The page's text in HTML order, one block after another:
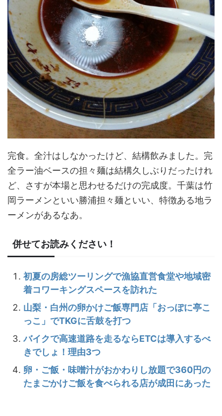
完食。全汁はしなかったけど、結構飲みました。完
全ラー油ベースの担々麺は結構久しぶりだったけれ
ど、さすが本場と思わせるだけの完成度。千葉は竹
岡ラーメンといい勝浦担々麺といい、特徴ある地ラ
ーメンがあるなあ。
併せてお読みください！
初夏の房総ツーリングで漁協直営食堂や地域密
着コワーキングスペースを訪れた
山梨・白州の卵かけご飯専門店「おっぽに亭こ
っこ」でTKGに舌鼓を打つ
バイクで高速道路を走るならETCは導入するべ
きでしょ！理由3つ
卵・ご飯・味噌汁がおかわりし放題で360円の
たまごかけご飯を食べられる店が成田にあった